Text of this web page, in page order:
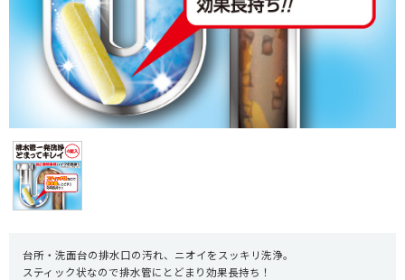
台所・洗面台の排水口の汚れ、ニオイをスッキリ洗浄。
スティック状なので排水管にとどまり効果長持ち！